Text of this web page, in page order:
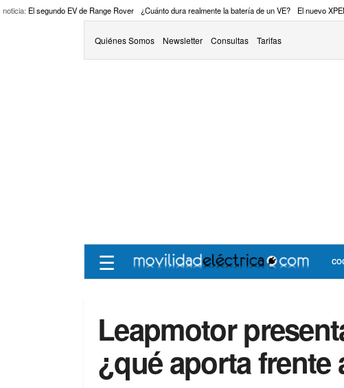
noticia: El segundo EV de Range Rover ¿Cuánto dura realmente la batería de un VE? El nuevo
Quiénes Somos Newsletter Consultas Tarifas
☰
Leapmotor
¿qué aporta frente